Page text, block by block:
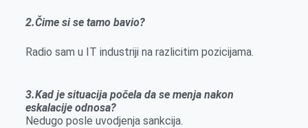
2.Čime si se tamo bavio?
Radio sam u IT industriji na razlicitim pozicijama.
3.Kad je situacija počela da se menja nakon
eskalacije odnosa?
Nedugo posle uvodjenja sankcija.